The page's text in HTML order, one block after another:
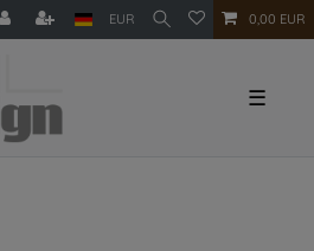
EUR 0,00 EUR
☰